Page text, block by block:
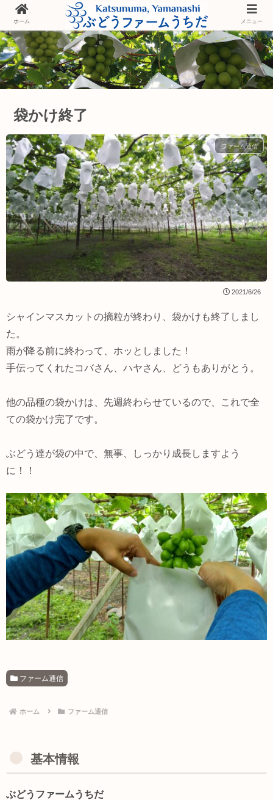
袋かけ終了
ファーム通信
2021/6/26
シャインマスカットの摘粒が終わり、袋かけも終了しまし
た。
雨が降る前に終わって、ホッとしました！
手伝ってくれたコバさん、ハヤさん、どうもありがとう。
他の品種の袋かけは、先週終わらせているので、これで全
ての袋かけ完了です。
ぶどう達が袋の中で、無事、しっかり成長しますよう
に！！
ファーム通信
ホーム ファーム通信
基本情報
ぶどうファームうちだ
ホーム メニュー